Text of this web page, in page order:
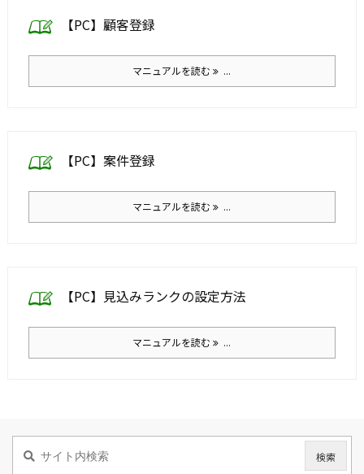
【PC】顧客登録
マニュアルを読む ...
【PC】案件登録
マニュアルを読む ...
【PC】見込みランクの設定方法
マニュアルを読む ...